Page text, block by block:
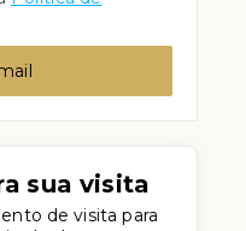
sua visita
de visita para